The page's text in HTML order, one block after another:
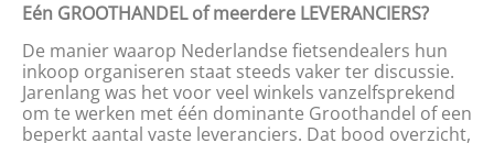
Eén GROOTHANDEL of meerdere LEVERANCIERS?
De manier waarop Nederlandse fietsendealers hun
inkoop organiseren staat steeds vaker ter discussie.
Jarenlang was het voor veel winkels vanzelfsprekend
om te werken met één dominante Groothandel of een
beperkt aantal vaste leveranciers. Dat bood overzicht,